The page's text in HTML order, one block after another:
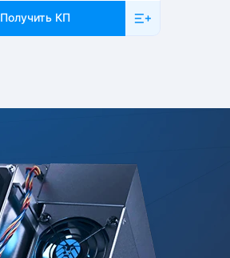
Получить КП